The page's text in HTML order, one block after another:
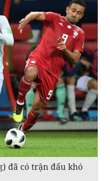
đã có trận đấu khó